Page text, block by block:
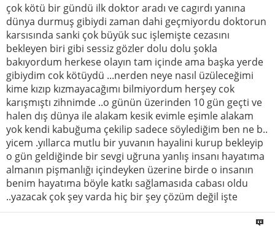
çok kötü bir gündü ilk doktor aradı ve cagırdı yanına
dünya durmuş gibiydi zaman dahi geçmiyordu doktorun
karsısında sanki çok büyük suc işlemişte cezasını
bekleyen biri gibi sessiz gözler dolu dolu şokla
bakıyordum herkese olayın tam içinde ama başka yerde
gibiydim cok kötüydü ...nerden neye nasıl üzüleceğimi
kime kızıp kızmayacağımı bilmiyordum herşey cok
karışmıştı zihnimde ..o günün üzerinden 10 gün geçti ve
halen dış dünya ile alakam kesik evimle eşimle alakam
yok kendi kabuğuma çekilip sadece söylediğim ben ne b..
yicem .yıllarca mutlu bir yuvanın hayalini kurup bekleyip
o gün geldiğinde bir sevgi uğruna yanlış insanı hayatıma
almanın pişmanlığı içindeyken üzerine birde o insanın
benim hayatıma böyle katkı sağlamasıda cabası oldu
..yazacak çok şey varda hiç bir şey çözüm değil işte